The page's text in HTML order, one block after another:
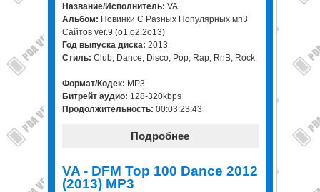
Название/Исполнитель: VA
Альбом: Новинки С Разных Популярных мп3
Сайтов ver.9 (o1.o2.2o13)
Год выпуска диска: 2013
Стиль: Club, Dance, Disco, Pop, Rap, RnB, Rock
Формат/Кодек: MP3
Битрейт аудио: 128-320kbps
Продолжительность: 00:03:23:43
Подробнее
VA - DFM Top 100 Dance 2012
(2013) MP3